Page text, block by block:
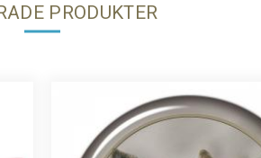
PRODUKTER